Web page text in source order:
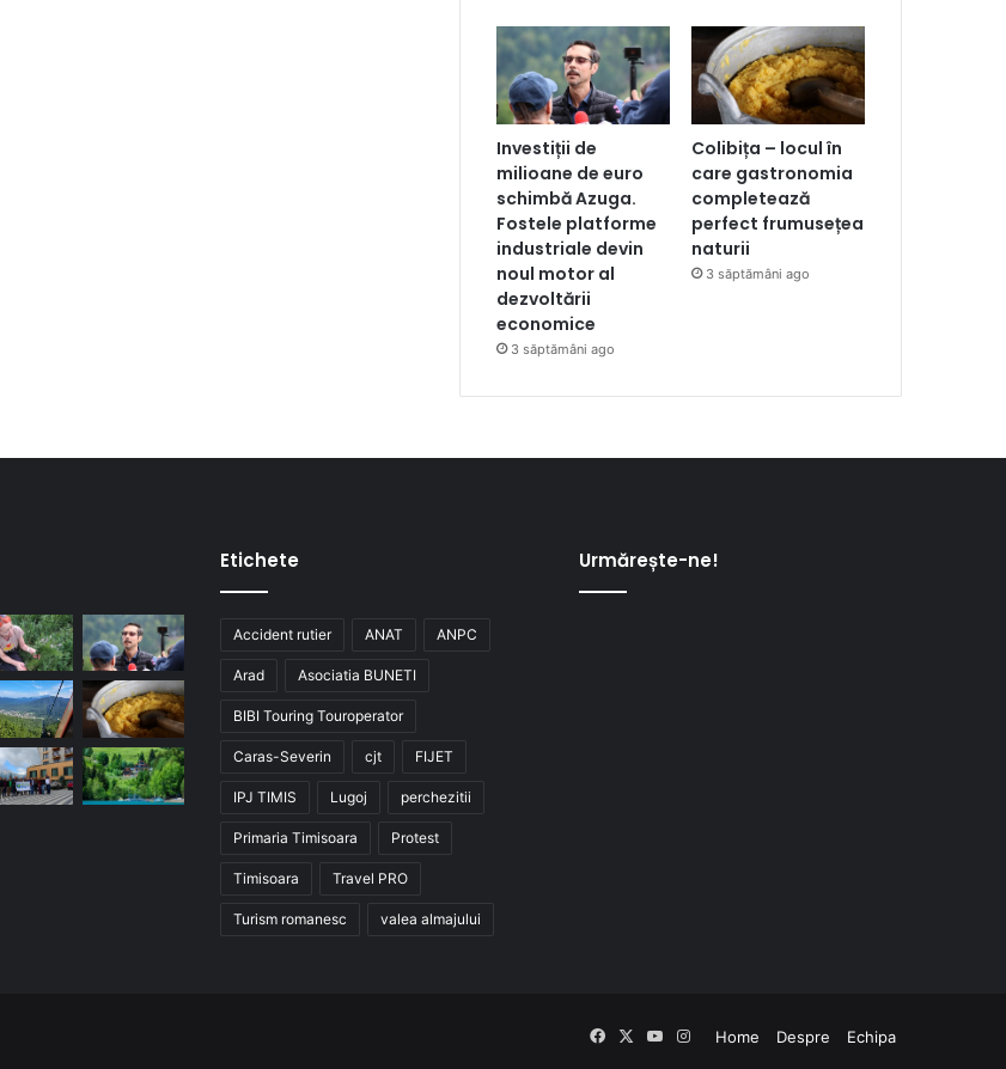
Investiții de
milioane de euro
schimbă Azuga.
Fostele platforme
industriale devin
noul motor al
dezvoltării
economice
3 săptămâni ago
Colibița – locul în
care gastronomia
completează
perfect frumusețea
naturii
3 săptămâni ago
Etichete
Accident rutier ANAT ANPC
Arad Asociatia BUNETI
BIBI Touring Touroperator
Caras-Severin cjt FIJET
IPJ TIMIS Lugoj perchezitii
Primaria Timisoara Protest
Timisoara Travel PRO
Turism romanesc valea almajului
Urmărește-ne!
Home Despre Echipa
FacebookYouTube
Instagram